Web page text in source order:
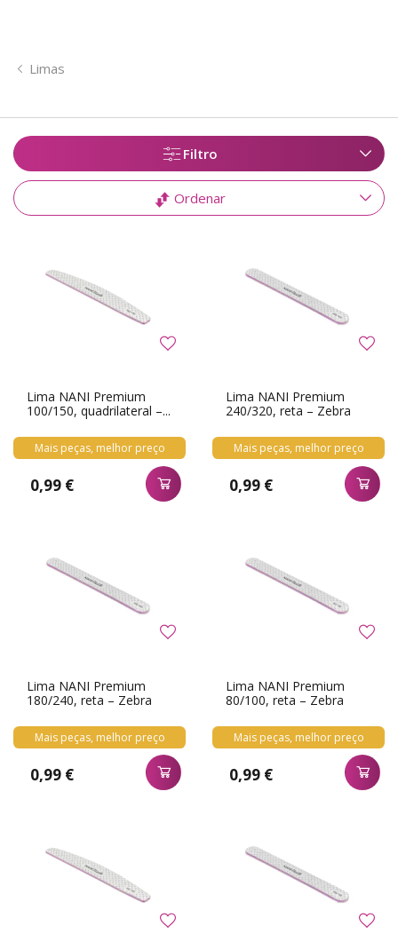
Limas
Filtro
Ordenar
Lima NANI Premium
100/150, quadrilateral –...
Mais peças, melhor preço
0,99 €
Lima NANI Premium
240/320, reta – Zebra
Mais peças, melhor preço
0,99 €
Lima NANI Premium
180/240, reta – Zebra
Mais peças, melhor preço
0,99 €
Lima NANI Premium
80/100, reta – Zebra
Mais peças, melhor preço
0,99 €